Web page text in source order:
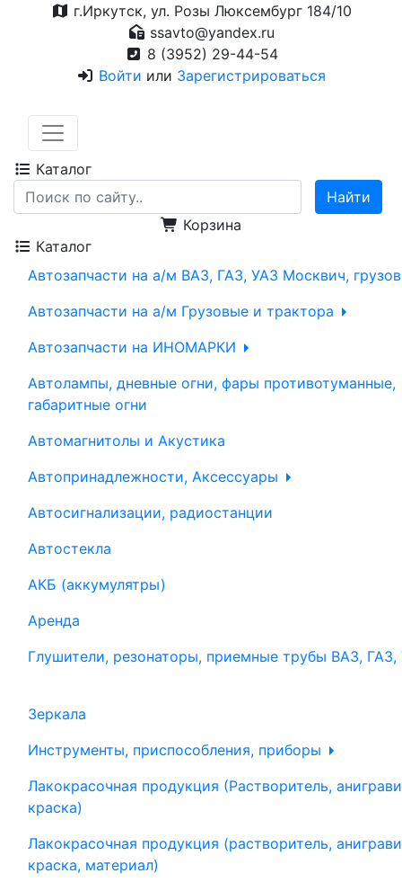
г.Иркутск, ул. Розы Люксембург 184/10
ssavto@yandex.ru
8 (3952) 29-44-54
Войти или Зарегистрироваться
Каталог
Корзина
Каталог
Автозапчасти на а/м ВАЗ, ГАЗ, УАЗ Москвич,
Автозапчасти на а/м Грузовые и трактора
Автозапчасти на ИНОМАРКИ
Автолампы, дневные огни, фары противотуманные,
габаритные огни
Автомагнитолы и Акустика
Автопринадлежности, Аксессуары
Автосигнализации, радиостанции
Автостекла
АКБ (аккумулятры)
Аренда
Глушители, резонаторы, приемные трубы ВАЗ, ГАЗ,
Зеркала
Инструменты, приспособления, приборы
Лакокрасочная продукция (Растворитель,
краска)
Лакокрасочная продукция (растворитель,
краска, материал)